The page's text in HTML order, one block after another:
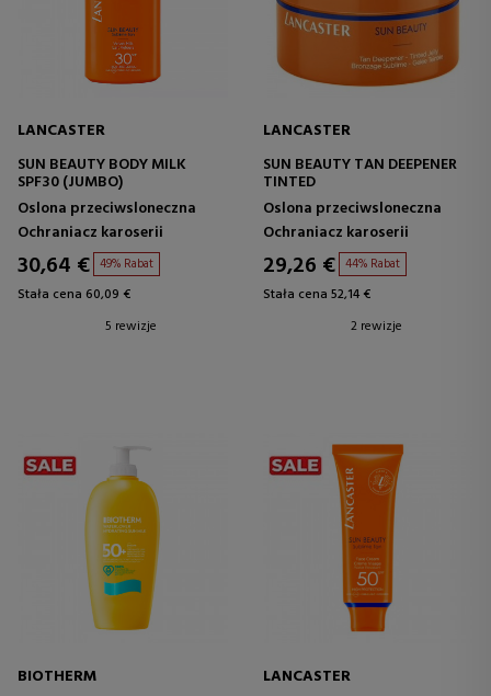
LANCASTER
SUN BEAUTY BODY MILK
SPF30 (JUMBO)
Oslona przeciwsloneczna
Ochraniacz karoserii
30,64 € 49% Rabat
Stała cena 60,09 €
5 rewizje
LANCASTER
SUN BEAUTY TAN DEEPENER
TINTED
Oslona przeciwsloneczna
Ochraniacz karoserii
29,26 € 44% Rabat
Stała cena 52,14 €
2 rewizje
BIOTHERM
LANCASTER